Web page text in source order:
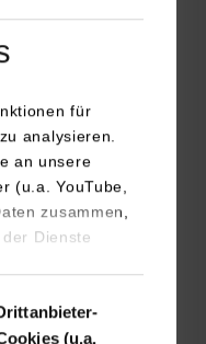
für
analysieren.
an unsere
(u.a. YouTube,
zusammen,
Dienste
(u.a.
die
Einige
Studienplatz
konnten die
Darüber hinaus